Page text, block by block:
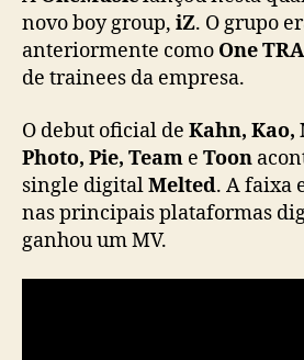
novo boy group, iZ. O grupo
anteriormente como One
de trainees da empresa.
O debut oficial de Kahn, Kao,
Photo, Pie, Team e Toon
single digitalMelted. A faixa
nas principais plataformas
ganhou um MV.